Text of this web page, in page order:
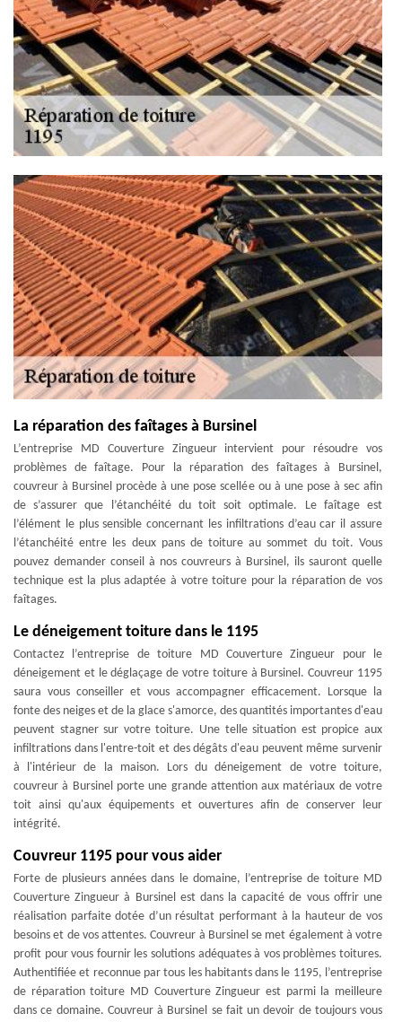
La réparation des faîtages à Bursinel
L’entreprise MD Couverture Zingueur intervient pour résoudre vos
problèmes de faîtage. Pour la réparation des faîtages à Bursinel,
couvreur à Bursinel procède à une pose scellée ou à une pose à sec afin
de s’assurer que l’étanchéité du toit soit optimale. Le faîtage est
l’élément le plus sensible concernant les infiltrations d’eau car il assure
l’étanchéité entre les deux pans de toiture au sommet du toit. Vous
pouvez demander conseil à nos couvreurs à Bursinel, ils sauront quelle
technique est la plus adaptée à votre toiture pour la réparation de vos
faîtages.
Le déneigement toiture dans le 1195
Contactez l’entreprise de toiture MD Couverture Zingueur pour le
déneigement et le déglaçage de votre toiture à Bursinel. Couvreur 1195
saura vous conseiller et vous accompagner efficacement. Lorsque la
fonte des neiges et de la glace s'amorce, des quantités importantes d'eau
peuvent stagner sur votre toiture. Une telle situation est propice aux
infiltrations dans l'entre-toit et des dégâts d'eau peuvent même survenir
à l'intérieur de la maison. Lors du déneigement de votre toiture,
couvreur à Bursinel porte une grande attention aux matériaux de votre
toit ainsi qu'aux équipements et ouvertures afin de conserver leur
intégrité.
Couvreur 1195 pour vous aider
Forte de plusieurs années dans le domaine, l’entreprise de toiture MD
Couverture Zingueur à Bursinel est dans la capacité de vous offrir une
réalisation parfaite dotée d’un résultat performant à la hauteur de vos
besoins et de vos attentes. Couvreur à Bursinel se met également à votre
profit pour vous fournir les solutions adéquates à vos problèmes toitures.
Authentifiée et reconnue par tous les habitants dans le 1195, l’entreprise
de réparation toiture MD Couverture Zingueur est parmi la meilleure
dans ce domaine. Couvreur à Bursinel se fait un devoir de toujours vous